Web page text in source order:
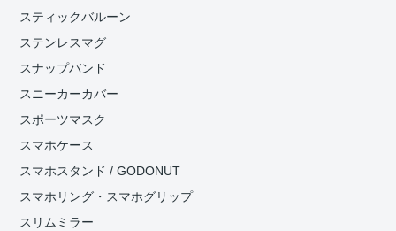
スティックバルーン
ステンレスマグ
スナップバンド
スニーカーカバー
スポーツマスク
スマホケース
スマホスタンド / GODONUT
スマホリング・スマホグリップ
スリムミラー